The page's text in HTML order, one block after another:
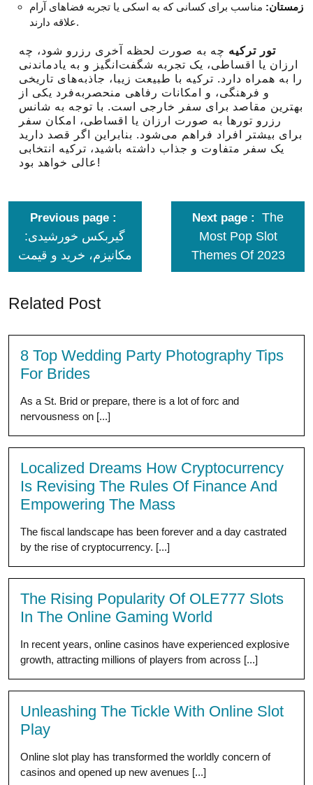
زمستان: مناسب برای کسانی که به اسکی یا تجربه فضاهای آرام
علاقه دارند.
تور ترکیه چه به صورت لحظه آخری رزرو شود، چه
ارزان یا اقساطی، یک تجربه شگفت‌انگیز و به یادماندنی
را به همراه دارد. ترکیه با طبیعت زیبا، جاذبه‌های تاریخی
و فرهنگی، و امکانات رفاهی منحصربه‌فرد یکی از
بهترین مقاصد برای سفر خارجی است. با توجه به شانس
رزرو تورها به صورت ارزان یا اقساطی، امکان سفر
برای بیشتر افراد فراهم می‌شود. بنابراین اگر قصد دارید
یک سفر متفاوت و جذاب داشته باشید، ترکیه انتخابی
عالی خواهد بود!
Previous page
گیربکس خورشیدی:
مکانیزم، خرید و قیمت
Next page
The
Most Pop Slot
Themes Of 2023
Related Post
8 Top Wedding Party Photography Tips
For Brides
As a St. Brid or prepare, there is a lot of forc and
nervousness on [...]
Localized Dreams How Cryptocurrency
Is Revising The Rules Of Finance And
Empowering The Mass
The fiscal landscape has been forever and a day castrated
by the rise of cryptocurrency. [...]
The Rising Popularity Of OLE777 Slots
In The Online Gaming World
In recent years, online casinos have experienced explosive
growth, attracting millions of players from across [...]
Unleashing The Tickle With Online Slot
Play
Online slot play has transformed the worldly concern of
casinos and opened up new avenues [...]